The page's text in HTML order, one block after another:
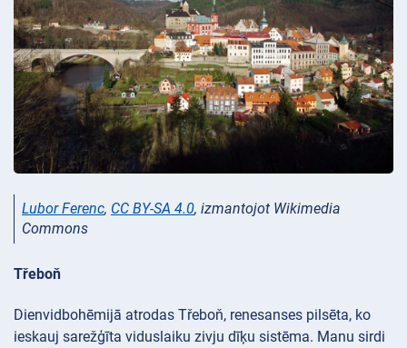
Lubor Ferenc, CC BY-SA 4.0, izmantojot Wikimedia
Commons
Třeboň
Dienvidbohēmijā atrodas Třeboň, renesanses pilsēta, ko
ieskauj sarežģīta viduslaiku zivju dīķu sistēma. Manu sirdi